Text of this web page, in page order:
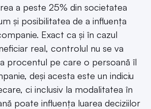
a peste 25% din societatea
și posibilitatea de a influența
Exact ca și în cazul
real, controlul nu se va
procentul pe care o persoană îl
deși acesta este un indiciu
ci inclusiv la modalitatea în
poate influența luarea deciziilor